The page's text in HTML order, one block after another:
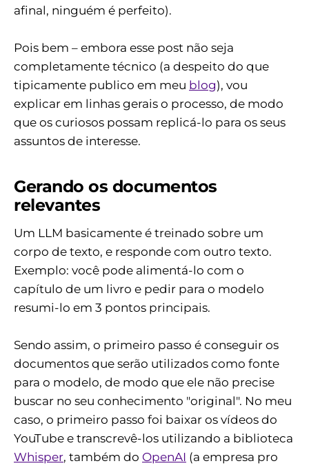
afinal, ninguém é perfeito).
Pois bem – embora esse post não seja
completamente técnico (a despeito do que
tipicamente publico em meu blog), vou
explicar em linhas gerais o processo, de modo
que os curiosos possam replicá-lo para os seus
assuntos de interesse.
Gerando os documentos
relevantes
Um LLM basicamente é treinado sobre um
corpo de texto, e responde com outro texto.
Exemplo: você pode alimentá-lo com o
capítulo de um livro e pedir para o modelo
resumi-lo em 3 pontos principais.
Sendo assim, o primeiro passo é conseguir os
documentos que serão utilizados como fonte
para o modelo, de modo que ele não precise
buscar no seu conhecimento "original". No meu
caso, o primeiro passo foi baixar os vídeos do
YouTube e transcrevê-los utilizando a biblioteca
Whisper, também do OpenAI (a empresa pro